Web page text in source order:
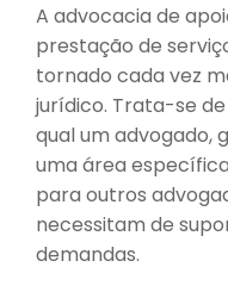
A advocacia de
prestação de
tornado cada vez
jurídico. Trata-se
qual um advogado,
uma área
para outros
necessitam de
demandas.